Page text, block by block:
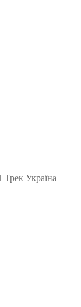
Україна